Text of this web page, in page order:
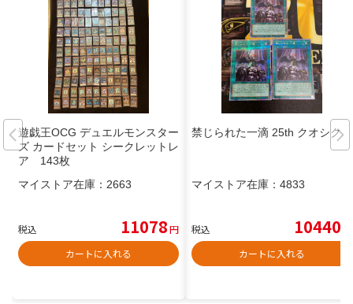
遊戯王OCG デュエルモンスター
ズ カードセット シークレットレ
ア 143枚
マイストア在庫： 2663
税込 11078円
カートに入れる
禁じられた一滴 25th クオシク
マイストア在庫： 4833
税込 10440
カートに入れる